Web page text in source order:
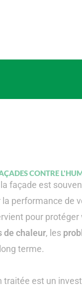
CONTRE
façade est
performance de
pour
de chaleur, les
terme.
traitée est un